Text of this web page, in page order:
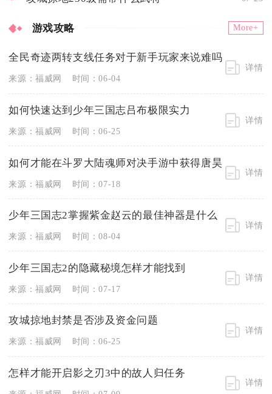
游戏攻略 More+
全民奇迹两转支线任务对于新手玩家来说难吗
来源：福威网 时间：06-04
详情
如何快速达到少年三国志吕布极限实力
来源：福威网 时间：06-25
详情
如何才能在斗罗大陆魂师对决手游中获得唐昊
来源：福威网 时间：07-18
详情
少年三国志2掌握紫金赵云的最佳神器是什么
来源：福威网 时间：08-04
详情
少年三国志2的隐藏秘境怎样才能找到
来源：福威网 时间：07-17
详情
攻城掠地封禁是否涉及资金问题
来源：福威网 时间：06-25
详情
怎样才能开启影之刃3中的故人归任务
详情